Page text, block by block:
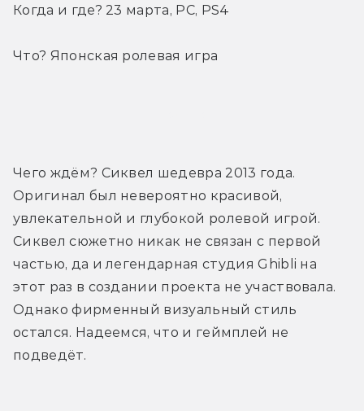
Когда и где? 23 марта, PC, PS4
Что? Японская ролевая игра
Чего ждём? Сиквел шедевра 2013 года.
Оригинал был невероятно красивой,
увлекательной и глубокой ролевой игрой.
Сиквел сюжетно никак не связан с первой
частью, да и легендарная студия Ghibli на
этот раз в создании проекта не участвовала.
Однако фирменный визуальный стиль
остался. Надеемся, что и геймплей не
подведёт.